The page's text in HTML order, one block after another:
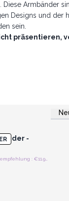
Diese Armbänder
Designs und der
sein.
präsentieren,
-